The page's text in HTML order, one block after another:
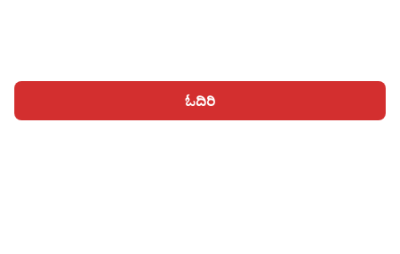
ಓದಿರಿ
ಹೋಮ್ ವಿಭಾಗಗಳು ಬರೆಯಿರಿ ಲೇಖನಗಳು ಸೈನ್ ಇನ್ ಆಗಿ